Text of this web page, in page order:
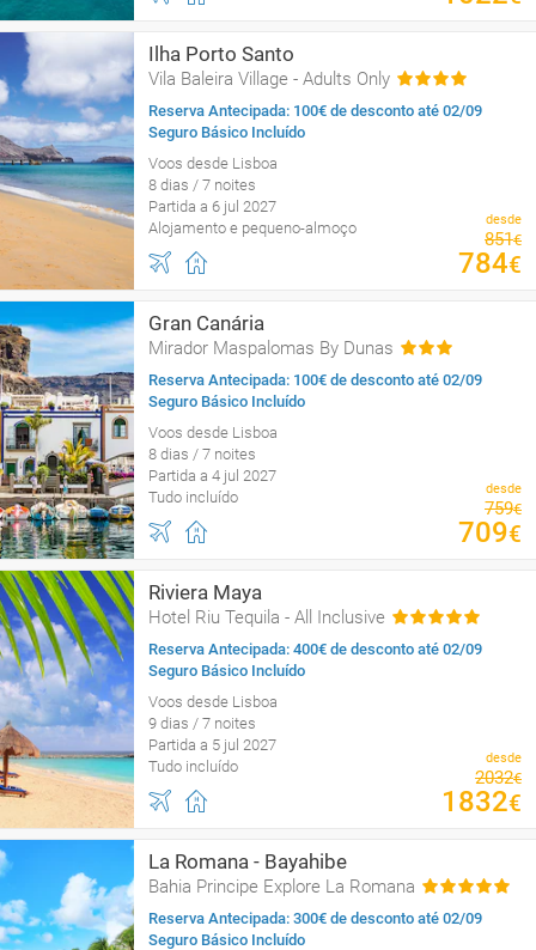
Ilha Porto Santo
Vila Baleira Village - Adults Only
Reserva Antecipada: 100€ de desconto até 02/09
Seguro Básico Incluído
Voos desde Lisboa
8 dias / 7 noites
Partida a 6 jul 2027
Alojamento e pequeno-almoço
desde
851€
784€
Gran Canária
Mirador Maspalomas By Dunas
Reserva Antecipada: 100€ de desconto até 02/09
Seguro Básico Incluído
Voos desde Lisboa
8 dias / 7 noites
Partida a 4 jul 2027
Tudo incluído
desde
759€
709€
Riviera Maya
Hotel Riu Tequila - All Inclusive
Reserva Antecipada: 400€ de desconto até 02/09
Seguro Básico Incluído
Voos desde Lisboa
9 dias / 7 noites
Partida a 5 jul 2027
Tudo incluído
desde
2032€
1832€
La Romana - Bayahibe
Bahia Principe Explore La Romana
Reserva Antecipada: 300€ de desconto até 02/09
Seguro Básico Incluído